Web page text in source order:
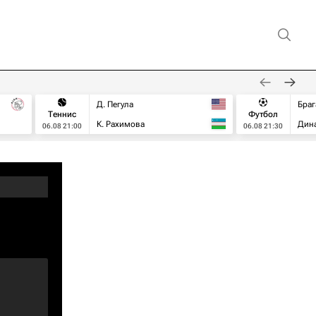
Теннис
06.08 21:00
Д. Пегула
К. Рахимова
Футбол
06.08 21:30